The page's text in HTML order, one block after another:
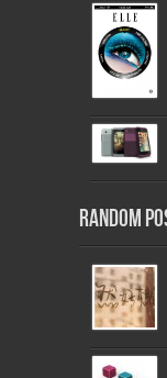
Random